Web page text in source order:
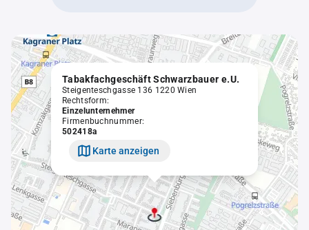
Tabakfachgeschäft Schwarzbauer e.U.
Steigenteschgasse 136 1220 Wien
Rechtsform:
Einzelunternehmer
Firmenbuchnummer:
502418a
Karte anzeigen